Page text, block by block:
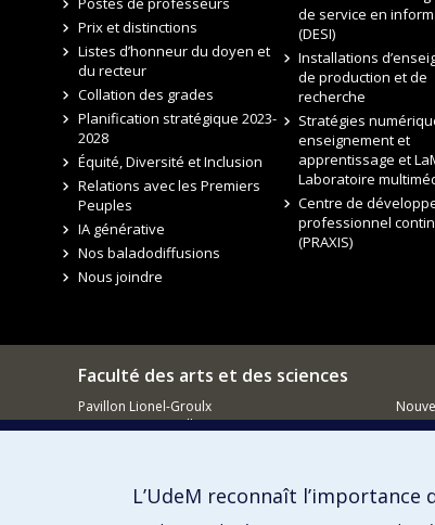
Prix et distinctions
Listes d’honneur du doyen et
du recteur
Collation des grades
Planification stratégique 2023-
2028
Équité, Diversité et Inclusion
Relations avec les Premiers
Peuples
IA générative
Nos baladodiffusions
Nous joindre
de service en
(DESI)
Installations
de production et de
recherche
Stratégies
enseignement et
apprentissage et
Laboratoire
Centre de
professionnel
(PRAXIS)
Faculté des arts et des sciences
Pavillon Lionel-Groulx
3150, rue Jean-Brillant
L’UdeM reconnaît